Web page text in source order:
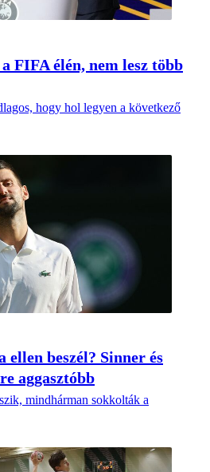
FIFA élén, nem lesz több
hogy hol legyen a következő
ellen beszél? Sinner és
aggasztóbb
mindhárman sokkolták a